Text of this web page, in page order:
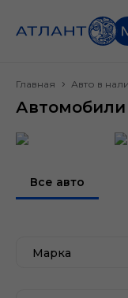
Главная Авто в
Автомобили
Все авто
Марка